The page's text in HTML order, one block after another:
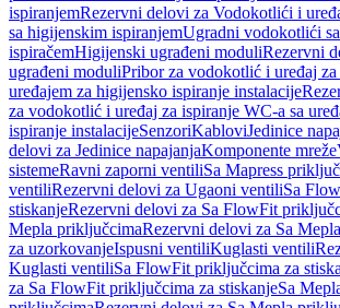
ispiranjemRezervni delovi za Vodokotlići i
sa higijenskim ispiranjemUgradni vodokotlići
ispiračemHigijenski ugrađeni moduliRezervni
ugrađeni moduliPribor za vodokotlić i uređaj
uređajem za higijensko ispiranje instalacije
za vodokotlić i uređaj za ispiranje WC-a sa
ispiranje instalacijeSenzoriKabloviJedinice
delovi za Jedinice napajanjaKomponente mreže
sistemeRavni zaporni ventiliSa Mapress
ventiliRezervni delovi za Ugaoni ventiliSa
stiskanjeRezervni delovi za Sa FlowFit
Mepla priključcimaRezervni delovi za Sa
za uzorkovanjeIspusni ventiliKuglasti ventili
Kuglasti ventiliSa FlowFit priključcima za
za Sa FlowFit priključcima za stiskanjeSa